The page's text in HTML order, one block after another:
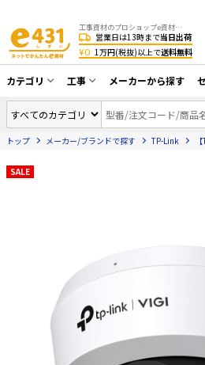
工事資材のプロショップe資材 CATV・アンテナ・防犯・光・LAN・電気・空調工事など
営業日は13時まで当日出荷
¥0 1万円(税抜)以上で送料無料
カテゴリ
同軸ケーブル／テレビ用接栓／関連工
アンテナ・取付金具・ブースター／
電話線／コネクタ／アダプタ
光ファイバー・融着接続機関連
LANケーブル・コネクタ・関連資材/機器
ネットワーク機器
工事
CATV・アンテナ工事
光工事・FTTH工事
電話工事
EV充電設備工事
照明設置工事
メーカーから探す
トップ メーカー/ブランドで探す TP-Link
SALE